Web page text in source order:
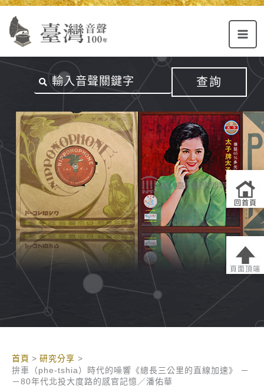
Alt+U：
選
Alt+C：
容
跳
內
查詢
首頁
研究分享
拚車（phe-tshia）時代的噪響《總長三公里的直線加速》 －
－80年代北投大度路的感官記憶／潘佑華
回首頁
頁面頂端